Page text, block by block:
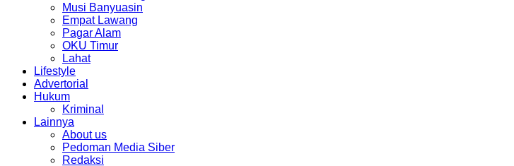
Musi Banyuasin
Empat Lawang
Pagar Alam
OKU Timur
Lahat
Lifestyle
Advertorial
Hukum
Kriminal
Lainnya
About us
Pedoman Media Siber